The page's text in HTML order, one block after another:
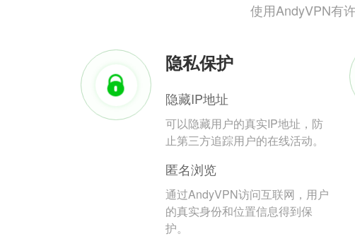
使用AndyVPN有
隐私保护
隐藏IP地址
可以隐藏用户的真实IP地址，防
止第三方追踪用户的在线活动。
匿名浏览
通过AndyVPN访问互联网，用户
的真实身份和位置信息得到保
护。